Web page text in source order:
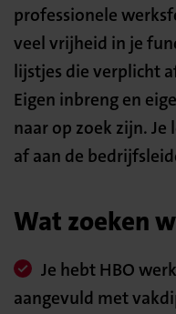
professionele
veel vrijheid in je
lijstjes die verplicht
Eigen inbreng en
naar op zoek zijn.
af aan de
Wat zoeken
Je hebt HBO
aangevuld met